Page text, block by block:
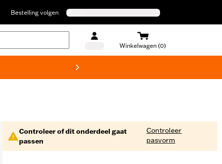
Bestelling volgen
Winkelwagen (0)
Controleer of dit onderdeel gaat
passen
Controleer
pasvorm